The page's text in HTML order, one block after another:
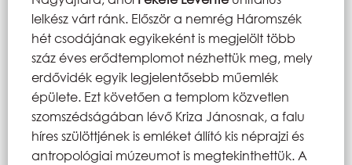
lelkész várt ránk. Először a nemrég Háromszék
hét csodájának egyikeként is megjelölt több
száz éves erődtemplomot nézhettük meg, mely
erdővidék egyik legjelentősebb műemlék
épülete. Ezt követően a templom közvetlen
szomszédságában lévő Kriza Jánosnak, a falu
híres szülöttjének is emléket állító kis néprajzi és
antropológiai múzeumot is megtekinthettük. A